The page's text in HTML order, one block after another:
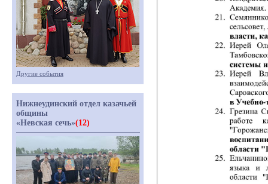
Другие события
Нижнеудинский отдел казачьей
общины
«Невская сечь»(12)